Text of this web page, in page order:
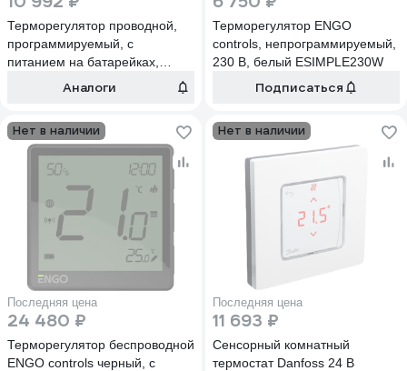
Терморегулятор проводной,
программируемый, с
питанием на батарейках,
Аналоги
Терморегулятор ENGO
controls, непрограммируемый,
230 В, белый ESIMPLE230W
Подписаться
Нет в наличии
Последняя цена
24 480 ₽
Терморегулятор беспроводной
ENGO controls черный, с
Нет в наличии
Последняя цена
11 693 ₽
Сенсорный комнатный
термостат Danfoss 24 В